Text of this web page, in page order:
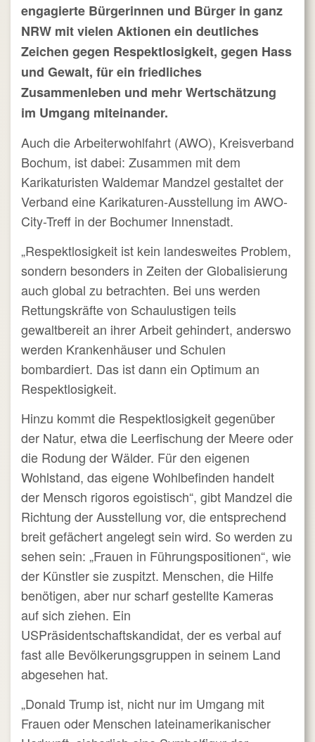
engagierte Bürgerinnen und Bürger in ganz
NRW mit vielen Aktionen ein deutliches
Zeichen gegen Respektlosigkeit, gegen Hass
und Gewalt, für ein friedliches
Zusammenleben und mehr Wertschätzung
im Umgang miteinander.
Auch die Arbeiterwohlfahrt (AWO), Kreisverband
Bochum, ist dabei: Zusammen mit dem
Karikaturisten Waldemar Mandzel gestaltet der
Verband eine Karikaturen-Ausstellung im AWO-
City-Treff in der Bochumer Innenstadt.
„Respektlosigkeit ist kein landesweites Problem,
sondern besonders in Zeiten der Globalisierung
auch global zu betrachten. Bei uns werden
Rettungskräfte von Schaulustigen teils
gewaltbereit an ihrer Arbeit gehindert, anderswo
werden Krankenhäuser und Schulen
bombardiert. Das ist dann ein Optimum an
Respektlosigkeit.
Hinzu kommt die Respektlosigkeit gegenüber
der Natur, etwa die Leerfischung der Meere oder
die Rodung der Wälder. Für den eigenen
Wohlstand, das eigene Wohlbefinden handelt
der Mensch rigoros egoistisch“, gibt Mandzel die
Richtung der Ausstellung vor, die entsprechend
breit gefächert angelegt sein wird. So werden zu
sehen sein: „Frauen in Führungspositionen“, wie
der Künstler sie zuspitzt. Menschen, die Hilfe
benötigen, aber nur scharf gestellte Kameras
auf sich ziehen. Ein
USPräsidentschaftskandidat, der es verbal auf
fast alle Bevölkerungsgruppen in seinem Land
abgesehen hat.
„Donald Trump ist, nicht nur im Umgang mit
Frauen oder Menschen lateinamerikanischer